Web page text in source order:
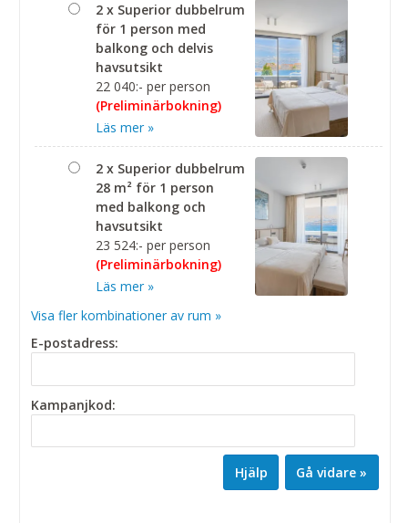
2 x Superior dubbelrum
för 1 person med
balkong och delvis
havsutsikt
22 040:- per person
(Preliminärbokning)
Läs mer »
2 x Superior dubbelrum
28 m² för 1 person
med balkong och
havsutsikt
23 524:- per person
(Preliminärbokning)
Läs mer »
Visa fler kombinationer av rum »
E-postadress:
Kampanjkod:
Hjälp